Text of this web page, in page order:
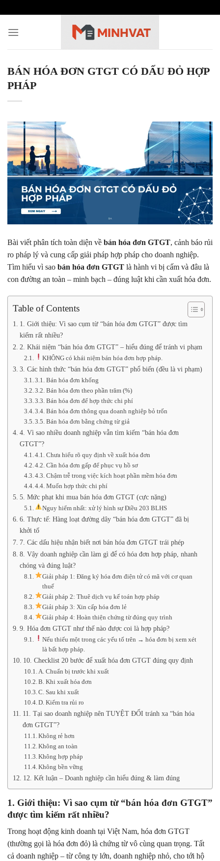
content
BÁN HÓA ĐƠN GTGT CÓ DẤU ĐỎ HỢP
PHÁP
Bài viết phân tích toàn diện về bán hóa đơn GTGT, cảnh báo rủi
ro pháp lý và cung cấp giải pháp hợp pháp cho doanh nghiệp.
Tìm hiểu vì sao bán hóa đơn GTGT là hành vi bị cấm và đâu là
con đường an toàn – minh bạch – đúng luật khi cần xuất hóa đơn.
Table of Contents
1. Giới thiệu: Vì sao cụm từ “bán hóa đơn GTGT” được tìm
kiếm rất nhiều?
2. Khái niệm “bán hóa đơn GTGT” – hiểu đúng để tránh vi phạm
KHÔNG có khái niệm bán hóa đơn hợp pháp.
3. Các hình thức “bán hóa đơn GTGT” phổ biến (đều là vi phạm)
3.1. Bán hóa đơn khống
3.2. Bán hóa đơn theo phần trăm (%)
3.3. Bán hóa đơn để hợp thức chi phí
3.4. Bán hóa đơn thông qua doanh nghiệp bỏ trốn
3.5. Bán hóa đơn bằng chứng từ giả
4. Vì sao nhiều doanh nghiệp vẫn tìm kiếm “bán hóa đơn
GTGT”?
4.1. Chưa hiểu rõ quy định về xuất hóa đơn
4.2. Cần hóa đơn gấp để phục vụ hồ sơ
4.3. Chậm trễ trong việc kích hoạt phần mềm hóa đơn
4.4. Muốn hợp thức chi phí
5. Mức phạt khi mua bán hóa đơn GTGT (cực nặng)
Nguy hiểm nhất: xử lý hình sự Điều 203 BLHS
6. Thực tế: Hàng loạt đường dây “bán hóa đơn GTGT” đã bị
khởi tố
7. Các dấu hiệu nhận biết nơi bán hóa đơn GTGT trái phép
8. Vậy doanh nghiệp cần làm gì để có hóa đơn hợp pháp, nhanh
chóng và đúng luật?
Giải pháp 1: Đăng ký hóa đơn điện tử có mã với cơ quan
thuế
Giải pháp 2: Thuê dịch vụ kế toán hợp pháp
Giải pháp 3: Xin cấp hóa đơn lẻ
Giải pháp 4: Hoàn thiện chứng từ đúng quy trình
9. Hóa đơn GTGT như thế nào được coi là hợp pháp?
Nếu thiếu một trong các yếu tố trên → hóa đơn bị xem xét
là bất hợp pháp.
10. Checklist 20 bước để xuất hóa đơn GTGT đúng quy định
A. Chuẩn bị trước khi xuất
B. Khi xuất hóa đơn
C. Sau khi xuất
D. Kiểm tra rủi ro
11. Tại sao doanh nghiệp nên TUYỆT ĐỐI tránh xa “bán hóa
đơn GTGT”?
Không rẻ hơn
Không an toàn
Không hợp pháp
Không bền vững
12. Kết luận – Doanh nghiệp cần hiểu đúng & làm đúng
1. Giới thiệu: Vì sao cụm từ “bán hóa đơn GTGT”
được tìm kiếm rất nhiều?
Trong hoạt động kinh doanh tại Việt Nam, hóa đơn GTGT
(thường gọi là hóa đơn đỏ) là chứng từ vô cùng quan trọng. Tất
cả doanh nghiệp – từ công ty lớn, doanh nghiệp nhỏ, cho tới hộ